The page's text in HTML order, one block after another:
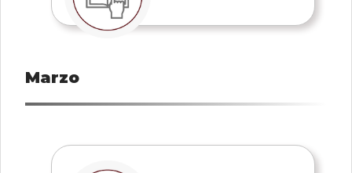
Marzo